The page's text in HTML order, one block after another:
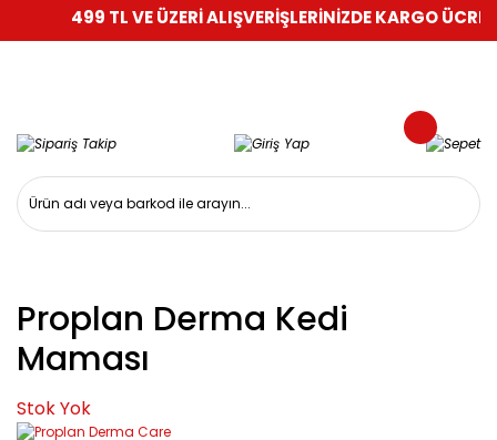
499 TL VE ÜZERİ ALIŞVERİŞLERİNİZDE KARGO
Proplan Derma Kedi
Maması
Stok Yok